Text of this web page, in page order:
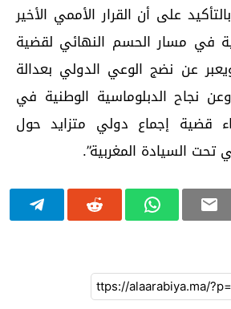
على أن القرار الأممي الأخير
في مسار الحسم النهائي لقضية
ويعبر عن نضج الوعي الدولي بعدالة
نجاح الدبلوماسية الوطنية في
قضية إجماع دولي متزايد حول
تحت السيادة المغربية”.